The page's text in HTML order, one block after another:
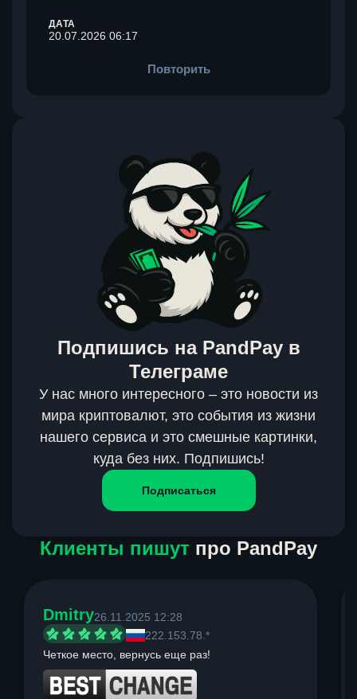
ДАТА
20.07.2026 06:17
Повторить
Подпишись на PandPay в
Телеграме
У нас много интересного – это новости из
мира криптовалют, это события из жизни
нашего сервиса и это смешные картинки,
куда без них. Подпишись!
Подписаться
Клиенты пишут про PandPay
Dmitry26.11.2025 12:28
222.153.78.*
Четкое место, вернусь еще раз!